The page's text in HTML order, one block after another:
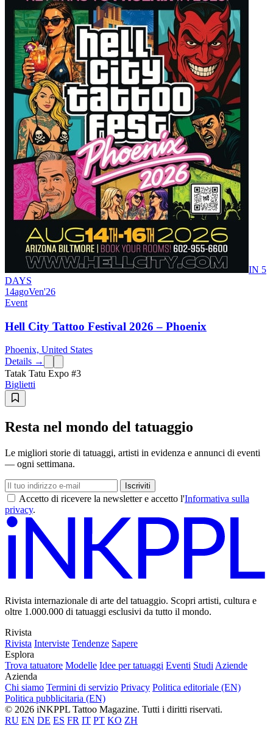
IN 5
DAYS
14agoVen'26
Event
Hell City Tattoo Festival 2026 – Phoenix
Phoenix, United States
Details →
Tatak Tatu Expo #3
Biglietti
Resta nel mondo del tatuaggio
Le migliori storie di tatuaggi, artisti in evidenza e annunci di eventi
— ogni settimana.
Iscriviti
Accetto di ricevere la newsletter e accetto l'Informativa sulla
privacy.
Rivista internazionale di arte del tatuaggio. Scopri artisti, cultura e
oltre 1.000.000 di tatuaggi esclusivi da tutto il mondo.
Rivista
Rivista Interviste Tendenze Sapere
Esplora
Trova tatuatore Modelle Idee per tatuaggi Eventi Studi Aziende
Azienda
Chi siamo Termini di servizio Privacy Politica editoriale (EN)
Politica pubblicitaria (EN)
© 2026 iNKPPL Tattoo Magazine. Tutti i diritti riservati.
RU EN DE ES FR IT PT KO ZH